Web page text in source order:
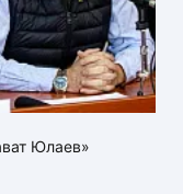
Юлаев»